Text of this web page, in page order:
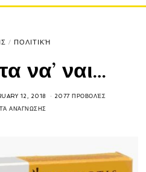
/ ΠΟΛΙΤΙΚΉ
να’ ναι…
12, 2018 2077 ΠΡΟΒΟΛΈΣ
ΑΝΆΓΝΩΣΗΣ